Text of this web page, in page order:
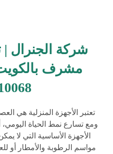
شركة الجنرال
مشرف بالكويت
تعتبر الأجهزة المنزلية هي
ومع تسارع نمط الحياة
الأجهزة الأساسية التي لا
مواسم الرطوبة والأمطار أو